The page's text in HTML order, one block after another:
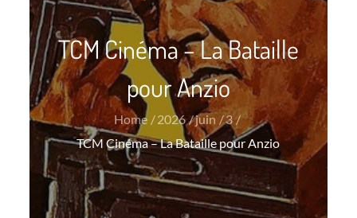
TCM Cinéma – La Bataille
pour Anzio
Home 2026 juin
3
TCM Cinéma – La Bataille pour Anzio